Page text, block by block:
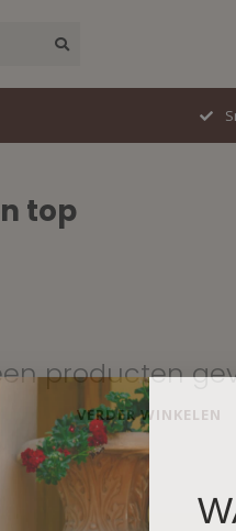
top
producten
VERDER WINKELEN